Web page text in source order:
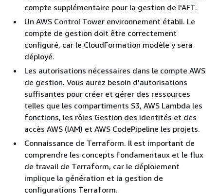
compte supplémentaire pour la gestion de l'AFT.
Un AWS Control Tower environnement établi. Le
compte de gestion doit être correctement
configuré, car le CloudFormation modèle y sera
déployé.
Les autorisations nécessaires dans le compte AWS
de gestion. Vous aurez besoin d'autorisations
suffisantes pour créer et gérer des ressources
telles que les compartiments S3, AWS Lambda les
fonctions, les rôles Gestion des identités et des
accès AWS (IAM) et AWS CodePipeline les projets.
Connaissance de Terraform. Il est important de
comprendre les concepts fondamentaux et le flux
de travail de Terraform, car le déploiement
implique la génération et la gestion de
configurations Terraform.